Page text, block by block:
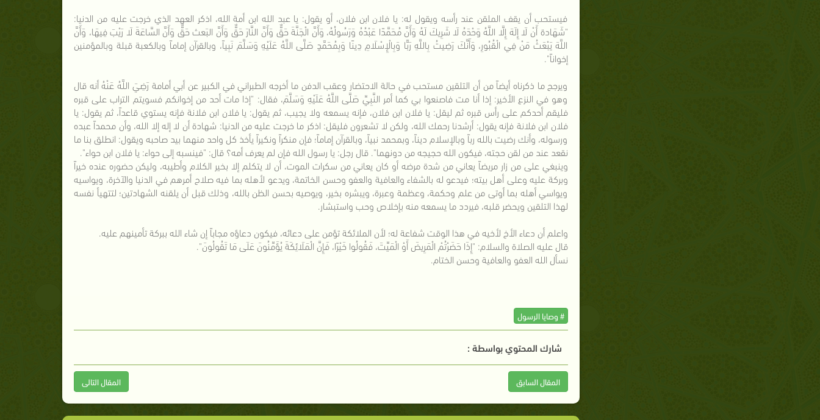
فيستحب أن يقف الملقن عند رأسه ويقول له: يا فلان ابن فلان، أو يقول: يا عبد الله ابن أمة الله، اذكر العهد الذي خرجت عليه من الدنيا:
"شَهَادة أَنْ لَا إِلَهَ إِلَّا اللَّهُ وَحْدَهُ لَا شَرِيكَ لَهُ وَأَنَّ مُحَمَّدًا عَبْدُهُ وَرَسُولُهُ، وَأَنَّ الْجَنَّةَ حَقٌّ وَأَنَّ النَّارَ حَقٌّ وَأَنَّ البَعث حَقٌّ وَأَنَّ السَّاعَةَ لَا رَيْبَ فِيهَا، وَأَنَّ
اللَّهَ يَبْعَثُ مَنْ فِي الْقُبُورِ، وَأَنَّكَ رَضِيتُ بِاللَّهِ رَبًّا وَبِالْإِسْلَامِ دِينًا وَبِمُحَمَّدٍ صَلَّى اللَّهُ عَلَيْهِ وَسَلَّمَ نَبِياً، وبالقرآن إماماً وبالكعبة قبلة وبالمؤمنين
إخواناً".
ويرجح ما ذكرناه أيضاً من أن التلقين مستحب في حالة الاحتضار وعقب الدفن ما أخرجه الطبراني في الكبير عن أبي أمامة رَضِيَ اللَّهُ عَنْهُ أنه قال
وهو في النزع الأخير: إذا أنا مت فاصنعوا بي كما أمر النَّبِيِّ صَلَّى اللَّهُ عَلَيْهِ وَسَلَّمَ، فقال: "إذا مات أحد من إخوانكم فسويتم التراب على قبره
فليقم أحدكم على رأس قبره ثم ليقل: يا فلان ابن فلان، فإنه يسمعه ولا يجيب، ثم يقول: يا فلان ابن فلانة فإنه يستوي قاعداً، ثم يقول: يا
فلان ابن فلانة فإنه يقول: أرشدنا رحمك الله، ولكن لا تشعرون فليقل: اذكر ما خرجت عليه من الدنيا: شهادة أن لا إله إلا الله، وأن محمداً عبده
ورسوله، وأنك رضيت بالله رباً وبالإسلام ديناً، وبمحمد نبياً، وبالقرآن إماماً؛ فإن منكراً ونكيراً يأخذ كل واحد منهما بيد صاحبه ويقول: انطلق بنا ما
نقعد عند من لقن حجته، فيكون الله حجيجه من دونهما". قال رجل: يا رسول الله فإن لم يعرف أمه؟ قال: "فينسبه إلى حواء: يا فلان ابن حواء".
وينبغي على من زار مريضاً يعاني من شدة مرضه أو كان يعاني من سكرات الموت، أن لا يتكلم إلا بخير الكلام وأطيبه، وليكن حضوره عنده خيراً
وبركة عليه وعلى أهل بيته؛ فيدعو له بالشفاء والعافية والعفو وحسن الخاتمة، ويدعو لأهله بما فيه صلاح أمرهم في الدنيا والآخرة، ويواسيه
ويواسي أهله بما أوتى من علم وحكمة، وعظمة وعبرة، ويبشره بخير، ويوصيه بحسن الظن بالله، وذلك قبل أن يلقنه الشهادتين؛ لتتهيأ نفسه
لهذا التلقين ويحضر قلبه، فيردد ما يسمعه منه بإخلاص وحب واستبشار.
واعلم أن دعاء الأخ لأخيه في هذا الوقت شفاعة له؛ لأن الملائكة تؤمن على دعائه، فيكون دعاؤه مجاباً إن شاء الله ببركة تأمينهم عليه.
قال عليه الصلاة والسلام: "إِذَا حَضَرْتُمْ الْمَرِيضَ أَوْ الْمَيِّتَ، فَقُولُوا خَيْرًا، فَإِنَّ الْمَلَائِكَةَ يُؤَمِّنُونَ عَلَى مَا تَقُولُونَ".
نسأل الله العفو والعافية وحسن الختام.
# وصايا الرسول
شارك المحتوي بواسطة :
المقال السابق المقال التالى